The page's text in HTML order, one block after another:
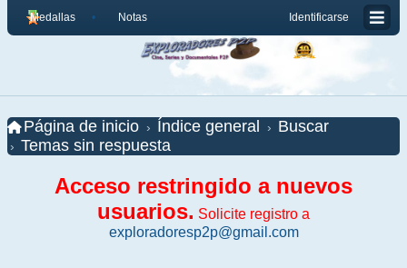
Identificarse
Medallas Notas
Página de inicio Índice general
Buscar
Temas sin respuesta
Acceso restringido a nuevos
usuarios. Solicite registro a
exploradoresp2p@gmail.com